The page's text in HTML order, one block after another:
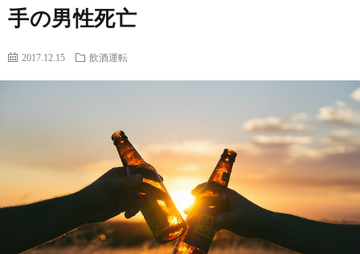
故
運
転
手の男性死亡
2017.12.15 飲酒運転